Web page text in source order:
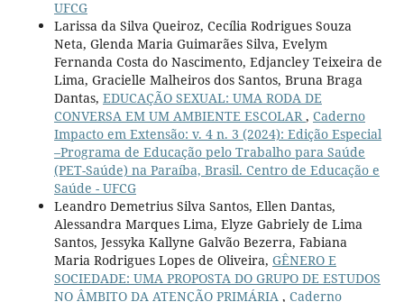
UFCG
Larissa da Silva Queiroz, Cecília Rodrigues Souza
Neta, Glenda Maria Guimarães Silva, Evelym
Fernanda Costa do Nascimento, Edjancley Teixeira de
Lima, Gracielle Malheiros dos Santos, Bruna Braga
Dantas, EDUCAÇÃO SEXUAL: UMA RODA DE
CONVERSA EM UM AMBIENTE ESCOLAR , Caderno
Impacto em Extensão: v. 4 n. 3 (2024): Edição Especial
–Programa de Educação pelo Trabalho para Saúde
(PET-Saúde) na Paraíba, Brasil. Centro de Educação e
Saúde - UFCG
Leandro Demetrius Silva Santos, Ellen Dantas,
Alessandra Marques Lima, Elyze Gabriely de Lima
Santos, Jessyka Kallyne Galvão Bezerra, Fabiana
Maria Rodrigues Lopes de Oliveira, GÊNERO E
SOCIEDADE: UMA PROPOSTA DO GRUPO DE ESTUDOS
NO ÂMBITO DA ATENÇÃO PRIMÁRIA , Caderno